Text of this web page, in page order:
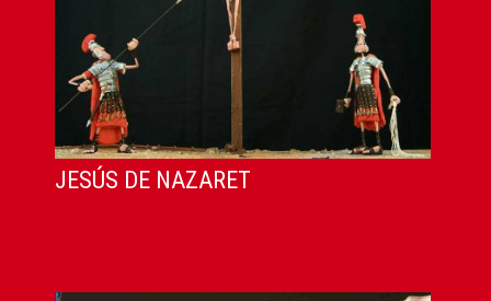
JESÚS DE NAZARET